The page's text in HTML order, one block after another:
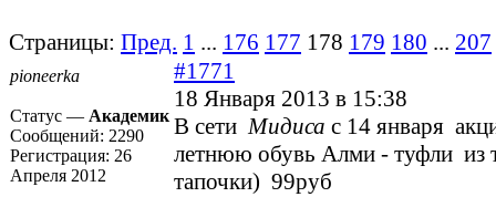
Страницы: Пред. 1 ... 176 177 178 179 180 ... 207
pioneerka
Статус — Академик
Сообщений: 2290
Регистрация: 26
Апреля 2012
#1771
18 Января 2013 в 15:38
В сетиМидиса с 14 января
летнюю обувь Алми - туфли из
тапочки) 99руб